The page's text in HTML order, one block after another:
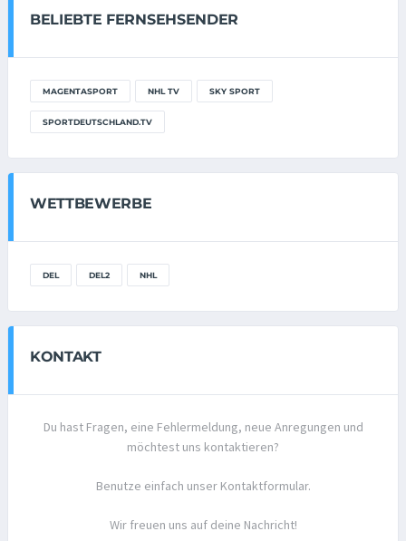
BELIEBTE FERNSEHSENDER
MAGENTASPORT NHL TV SKY SPORT
SPORTDEUTSCHLAND.TV
WETTBEWERBE
DEL DEL2 NHL
KONTAKT
Du hast Fragen, eine Fehlermeldung, neue Anregungen und
möchtest uns kontaktieren?
Benutze einfach unser Kontaktformular.
Wir freuen uns auf deine Nachricht!